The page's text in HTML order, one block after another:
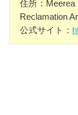
住所：Meerea
Reclamation
公式サイト：